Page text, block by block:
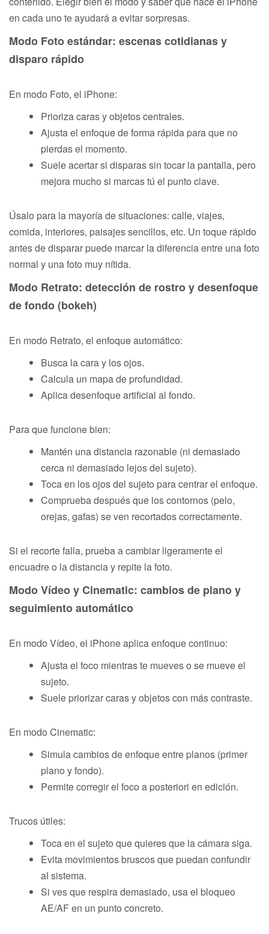
en cada uno te ayudará a evitar sorpresas.
Modo Foto estándar: escenas cotidianas y
disparo rápido
En modo Foto, el iPhone:
Prioriza caras y objetos centrales.
Ajusta el enfoque de forma rápida para que no
pierdas el momento.
Suele acertar si disparas sin tocar la pantalla, pero
mejora mucho si marcas tú el punto clave.
Úsalo para la mayoría de situaciones: calle, viajes,
comida, interiores, paisajes sencillos, etc. Un toque rápido
antes de disparar puede marcar la diferencia entre una foto
normal y una foto muy nítida.
Modo Retrato: detección de rostro y desenfoque
de fondo (bokeh)
En modo Retrato, el enfoque automático:
Busca la cara y los ojos.
Calcula un mapa de profundidad.
Aplica desenfoque artificial al fondo.
Para que funcione bien:
Mantén una distancia razonable (ni demasiado
cerca ni demasiado lejos del sujeto).
Toca en los ojos del sujeto para centrar el enfoque.
Comprueba después que los contornos (pelo,
orejas, gafas) se ven recortados correctamente.
Si el recorte falla, prueba a cambiar ligeramente el
encuadre o la distancia y repite la foto.
Modo Vídeo y Cinematic: cambios de plano y
seguimiento automático
En modo Vídeo, el iPhone aplica enfoque continuo:
Ajusta el foco mientras te mueves o se mueve el
sujeto.
Suele priorizar caras y objetos con más contraste.
En modo Cinematic:
Simula cambios de enfoque entre planos (primer
plano y fondo).
Permite corregir el foco a posteriori en edición.
Trucos útiles:
Toca en el sujeto que quieres que la cámara siga.
Evita movimientos bruscos que puedan confundir
al sistema.
Si ves que respira demasiado, usa el bloqueo
AE/AF en un punto concreto.